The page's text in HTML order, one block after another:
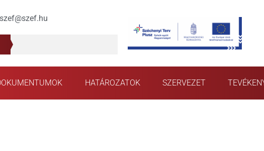
szef@szef.hu
HATÁROZATOK SZERVEZET